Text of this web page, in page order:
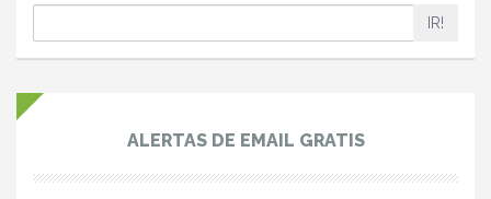
IR!
ALERTAS DE EMAIL GRATIS